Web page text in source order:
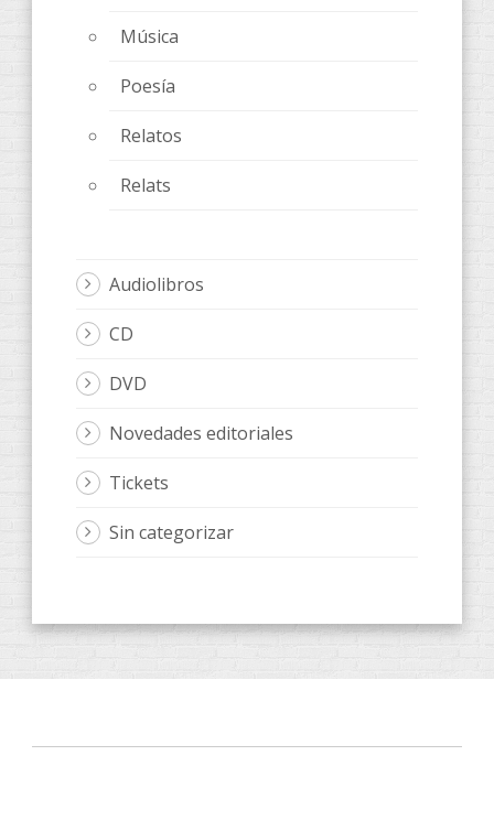
Música
Poesía
Relatos
Relats
Audiolibros
CD
DVD
Novedades editoriales
Tickets
Sin categorizar